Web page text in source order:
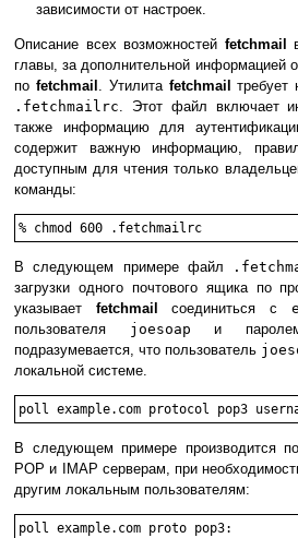
зависимости от настроек.
Описание всех возможностей fetchmail
главы, за дополнительной информацией
по fetchmail . Утилита fetchmail
требует
.fetchmailrc. Этот файл включает
также информацию для
содержит важную информацию,
доступным для чтения только
команды:
% chmod 600 .fetchmailrc
В следующем примере файл
загрузки одного почтового ящика по
указывает fetchmail соединиться с
пользователя joesoap и
подразумевается, что пользователь
локальной системе.
В следующем примере производится
POP и IMAP серверам, при
другим локальным пользователям:
poll example.com proto pop3: